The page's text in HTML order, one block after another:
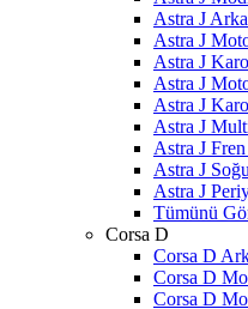
Astra J
Astra J
Astra J
Astra J
Astra J
Astra J
Astra J
Astra J
Astra J
Tümünü
Corsa D
Corsa D
Corsa D
Corsa D